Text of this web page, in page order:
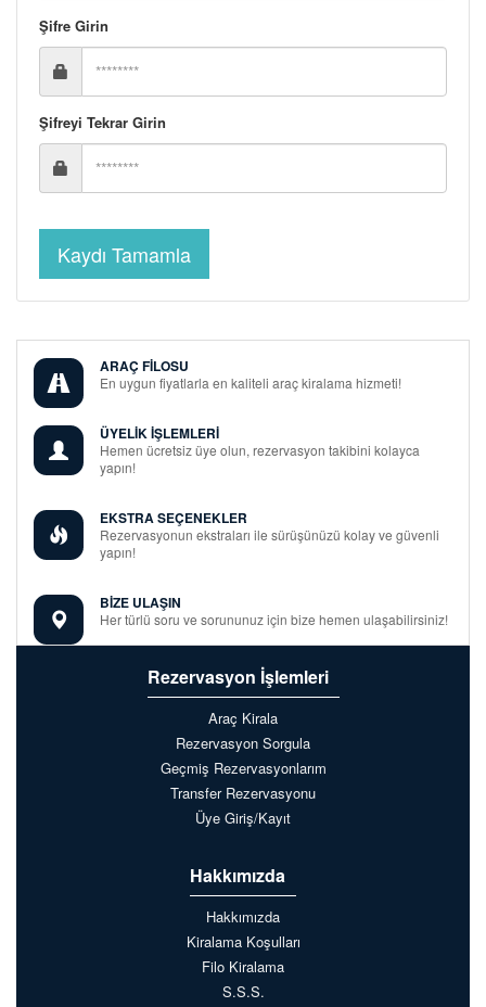
Şifre Girin
Şifreyi Tekrar Girin
ARAÇ FİLOSU
En uygun fiyatlarla en kaliteli araç kiralama hizmeti!
ÜYELİK İŞLEMLERİ
Hemen ücretsiz üye olun, rezervasyon takibini kolayca
yapın!
EKSTRA SEÇENEKLER
Rezervasyonun ekstraları ile sürüşünüzü kolay ve güvenli
yapın!
BİZE ULAŞIN
Her türlü soru ve sorununuz için bize hemen ulaşabilirsiniz!
Rezervasyon İşlemleri
Araç Kirala
Rezervasyon Sorgula
Geçmiş Rezervasyonlarım
Transfer Rezervasyonu
Üye Giriş/Kayıt
Hakkımızda
Hakkımızda
Kiralama Koşulları
Filo Kiralama
S.S.S.